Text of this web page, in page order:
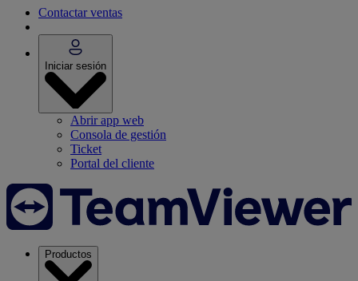
Contactar ventas
Iniciar sesión
Abrir app web
Consola de gestión
Ticket
Portal del cliente
Productos